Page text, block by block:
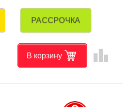
РАССРОЧКА
В корзину leaderboard